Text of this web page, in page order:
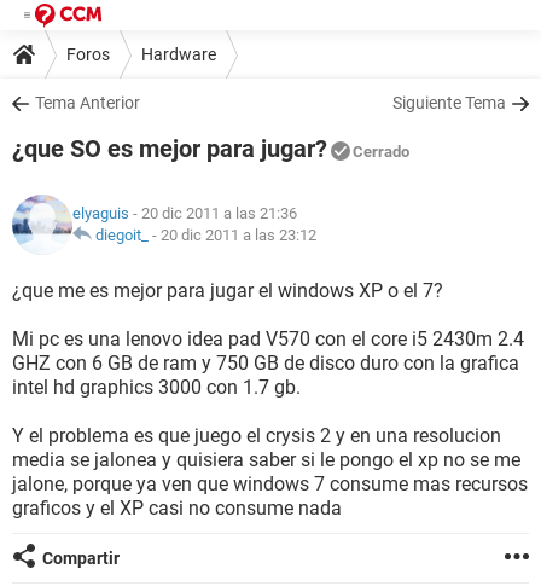
Foros Hardware
Tema Anterior Siguiente Tema
¿que SO es mejor para jugar? Cerrado
elyaguis - 20 dic 2011 a las 21:36
diegoit_ - 20 dic 2011 a las 23:12
¿que me es mejor para jugar el windows XP o el 7?
Mi pc es una lenovo idea pad V570 con el core i5 2430m 2.4
GHZ con 6 GB de ram y 750 GB de disco duro con la grafica
intel hd graphics 3000 con 1.7 gb.
Y el problema es que juego el crysis 2 y en una resolucion
media se jalonea y quisiera saber si le pongo el xp no se me
jalone, porque ya ven que windows 7 consume mas recursos
graficos y el XP casi no consume nada
Compartir